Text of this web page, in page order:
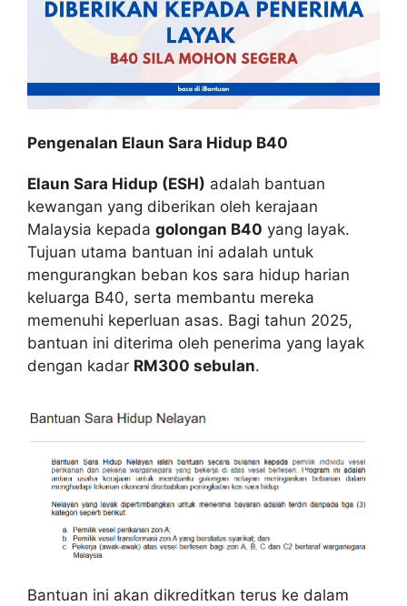
Pengenalan Elaun Sara Hidup B40
Elaun Sara Hidup (ESH) adalah bantuan
kewangan yang diberikan oleh kerajaan
Malaysia kepada golongan B40 yang layak.
Tujuan utama bantuan ini adalah untuk
mengurangkan beban kos sara hidup harian
keluarga B40, serta membantu mereka
memenuhi keperluan asas. Bagi tahun 2025,
bantuan ini diterima oleh penerima yang layak
dengan kadar RM300 sebulan.
Bantuan ini akan dikreditkan terus ke dalam